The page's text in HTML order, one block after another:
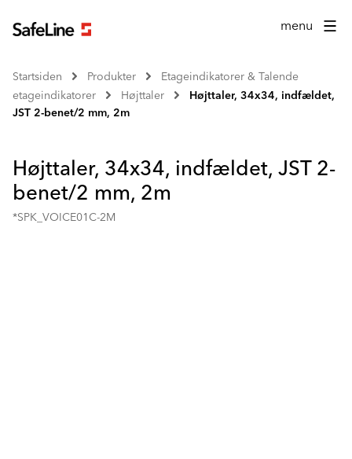
menu
Startsiden Produkter
Etageindikatorer & Talende
etageindikatorer
Højttaler
Højttaler, 34x34, indfældet,
JST 2-benet/2 mm, 2m
Højttaler, 34x34, indfældet, JST 2-
benet/2 mm, 2m
*SPK_VOICE01C-2M